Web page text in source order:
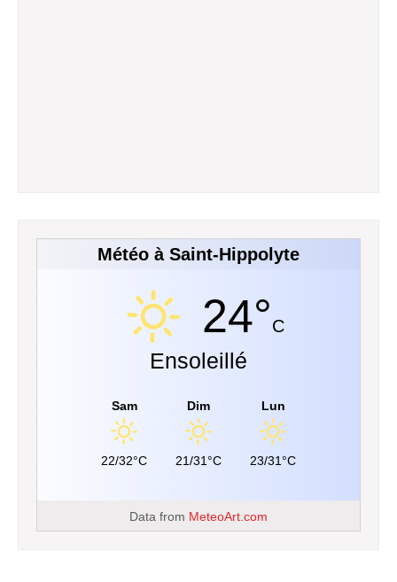
Météo à Saint-Hippolyte
24°C
Ensoleillé
Sam
22/32°C
Dim
21/31°C
Lun
23/31°C
Data from MeteoArt.com